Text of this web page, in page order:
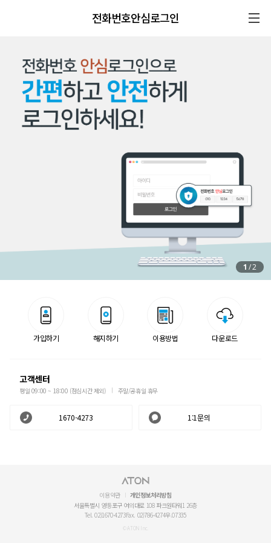
전화번호안심로그인
1 /2
가입하기 해지하기 이용방법 다운로드
고객센터
평일 09:00 ~ 18:00 (점심시간 제외) 주말/공휴일 휴무
1670-4273 1:1문의
이용약관
개인정보처리방침
서울특별시 영등포구 여의대로 108 파크원타워1 26층
Tel. 02)1670-4273Fax. 02)786-4274우.07335
© ATON Inc.